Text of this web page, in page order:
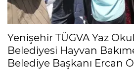
Yenişehir TÜGVA Yaz
Belediyesi Hayvan
Belediye Başkanı Ercan